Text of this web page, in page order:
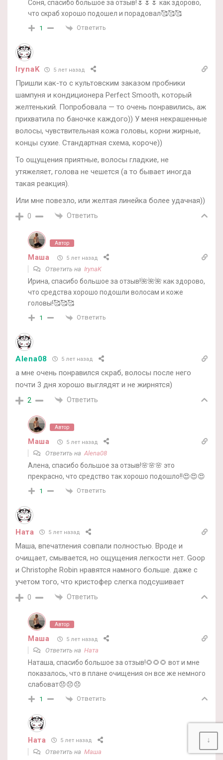
Соня, спасибо большое за отзыв!🌷🌷🌷 как здорово,
что скраб хорошо подошел и порадовал🥰🥰🥰
1 Ответить
IrynaK 5 лет назад
Пришли как-то с культовским заказом пробники
шампуня и кондиционера Perfect Smooth, который
желтенький. Попробовала — то очень понравились, аж
прихватила по баночке каждого)) У меня некрашенные
волосы, чувствительная кожа головы, корни жирные,
концы сухие. Стандартная схема, короче))
То ощущения приятные, волосы гладкие, не
утяжеляет, голова не чешется (а то бывает иногда
такая реакция).
Или мне повезло, или желтая линейка более удачная))
0 Ответить
Автор
Маша 5 лет назад
Ответить на IrynaK
Ирина, спасибо большое за отзыв!🌺🌺🌺 как здорово,
что средства хорошо подошли волосам и коже
головы!🥰🥰🥰
1 Ответить
Alena08 5 лет назад
а мне очень понравился скраб, волосы после него
почти 3 дня хорошо выглядят и не жирнятся)
2 Ответить
Автор
Маша 5 лет назад
Ответить наAlena08
Алена, спасибо большое за отзыв!🌸🌸🌸 это
прекрасно, что средство так хорошо подошло!!😍😍😍
1 Ответить
Ната 5 лет назад
Маша, впечатления совпали полностью. Вроде и
очищает, смывается, но ощущения легкости нет. Goop
и Christophe Robin нравятся намного больше. даже с
учетом того, что кристофер слегка подсушивает
0 Ответить
Автор
Маша 5 лет назад
Ответить на Ната
Наташа, спасибо большое за отзыв!🌻🌻🌻 вот и мне
показалось, что в плане очищения он все же немного
слабоват😞😞😞
1 Ответить
Ната 5 лет назад
Ответить на Маша
↓